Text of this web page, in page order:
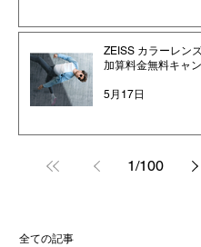
ZEISS カラーレン
加算料金無料キャ
5月17日
1/100
全ての記事